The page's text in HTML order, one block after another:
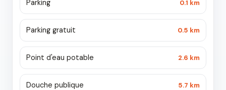
Parking 0.1 km
Parking gratuit 0.5 km
Point d'eau potable 2.6 km
Douche publique 5.7 km